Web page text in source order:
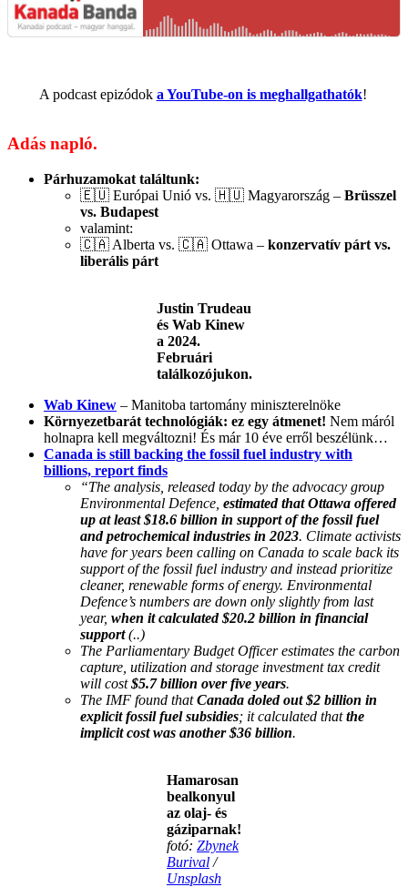
A podcast epizódok a YouTube-on is meghallgathatók!
Adás napló.
Párhuzamokat találtunk:
🇪🇺 Európai Unió vs. 🇭🇺 Magyarország – Brüsszel
vs. Budapest
valamint:
🇨🇦 Alberta vs. 🇨🇦 Ottawa – konzervatív párt vs.
liberális párt
Justin Trudeau
és Wab Kinew
a 2024.
Februári
találkozójukon.
Wab Kinew – Manitoba tartomány miniszterelnöke
Környezetbarát technológiák: ez egy átmenet! Nem máról
holnapra kell megváltozni! És már 10 éve erről beszélünk…
Canada is still backing the fossil fuel industry with
billions, report finds
“The analysis, released today by the advocacy group
Environmental Defence, estimated that Ottawa offered
up at least $18.6 billion in support of the fossil fuel
and petrochemical industries in 2023. Climate activists
have for years been calling on Canada to scale back its
support of the fossil fuel industry and instead prioritize
cleaner, renewable forms of energy. Environmental
Defence’s numbers are down only slightly from last
year, when it calculated $20.2 billion in financial
support(..)
The Parliamentary Budget Officer estimates the carbon
capture, utilization and storage investment tax credit
will cost$5.7 billion over five years.
The IMF found thatCanada doled out $2 billion in
explicit fossil fuel subsidies; it calculated thatthe
implicit cost was another $36 billion.
Hamarosan
bealkonyul
az olaj- és
gáziparnak!
fotó: Zbynek
Burival /
Unsplash